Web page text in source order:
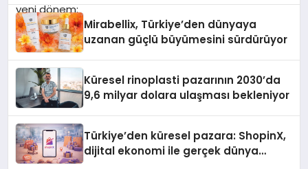
Mirabellix, Türkiye’den dünyaya
uzanan güçlü büyümesini sürdürüyor
Küresel rinoplasti pazarının 2030’da
9,6 milyar dolara ulaşması bekleniyor
Türkiye’den küresel pazara: ShopinX,
dijital ekonomi ile gerçek dünya